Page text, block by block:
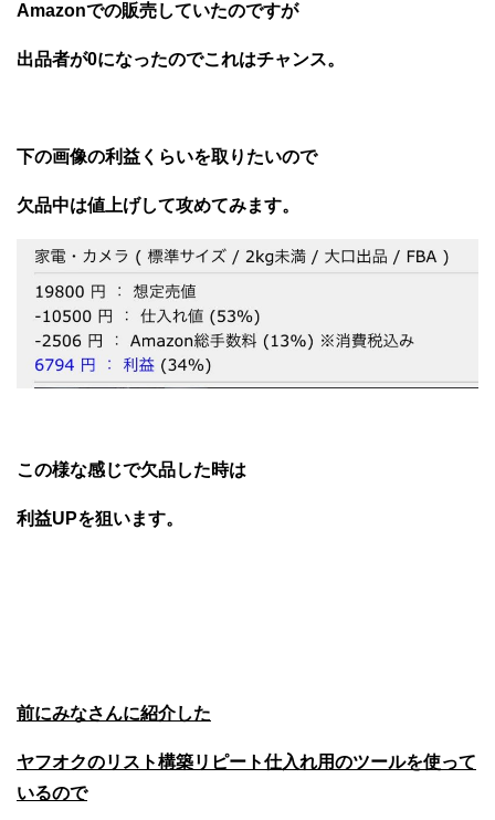
Amazonでの販売していたのですが
出品者が0になったのでこれはチャンス。
下の画像の利益くらいを取りたいので
欠品中は値上げして攻めてみます。
この様な感じで欠品した時は
利益UPを狙います。
前にみなさんに紹介した
ヤフオクのリスト構築リピート仕入れ用のツールを使って
いるので